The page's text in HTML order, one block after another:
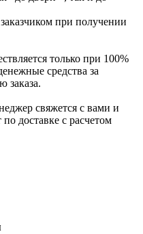
при получении
только при 100%
средства за
заказа.
свяжется с вами и
доставке с расчетом